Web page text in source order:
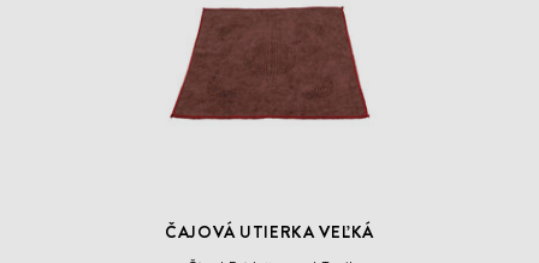
ČAJOVÁ UTIERKA VEĽKÁ